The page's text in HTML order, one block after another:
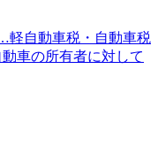
軽自動車税・自動車税
車の所有者に対して